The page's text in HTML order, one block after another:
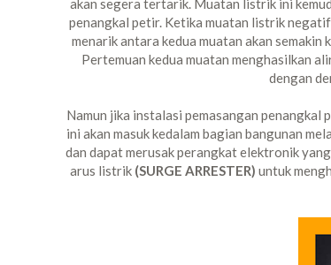
akan segera tertarik. Muatan listrik ini
penangkal petir. Ketika muatan listrik
menarik antara kedua muatan akan
Pertemuan kedua muatan menghasilkan
dengan
Namun jika instalasi pemasangan
ini akan masuk kedalam bagian bangunan
dan dapat merusak perangkat elektronik
arus listrik (SURGE ARRESTER) untuk